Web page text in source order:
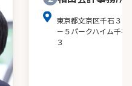
東京都文京区千石３－
－５パークハイム千石
３